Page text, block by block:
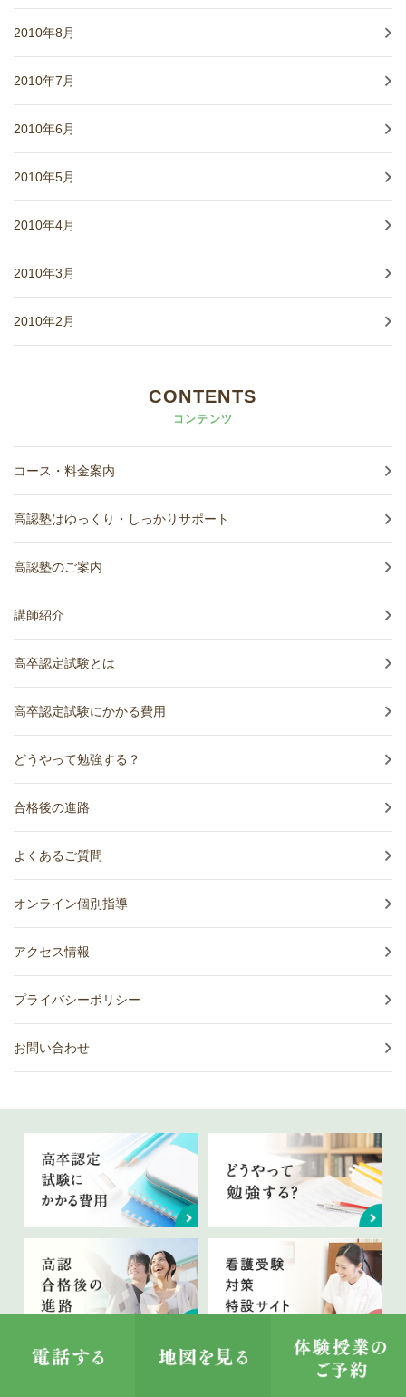
2010年8月
2010年7月
2010年6月
2010年5月
2010年4月
2010年3月
2010年2月
CONTENTS
コンテンツ
コース・料金案内
高認塾はゆっくり・しっかりサポート
高認塾のご案内
講師紹介
高卒認定試験とは
高卒認定試験にかかる費用
どうやって勉強する？
合格後の進路
よくあるご質問
オンライン個別指導
アクセス情報
プライバシーポリシー
お問い合わせ